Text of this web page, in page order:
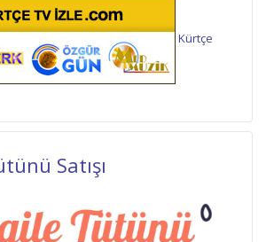
Kürtçe
Satışı